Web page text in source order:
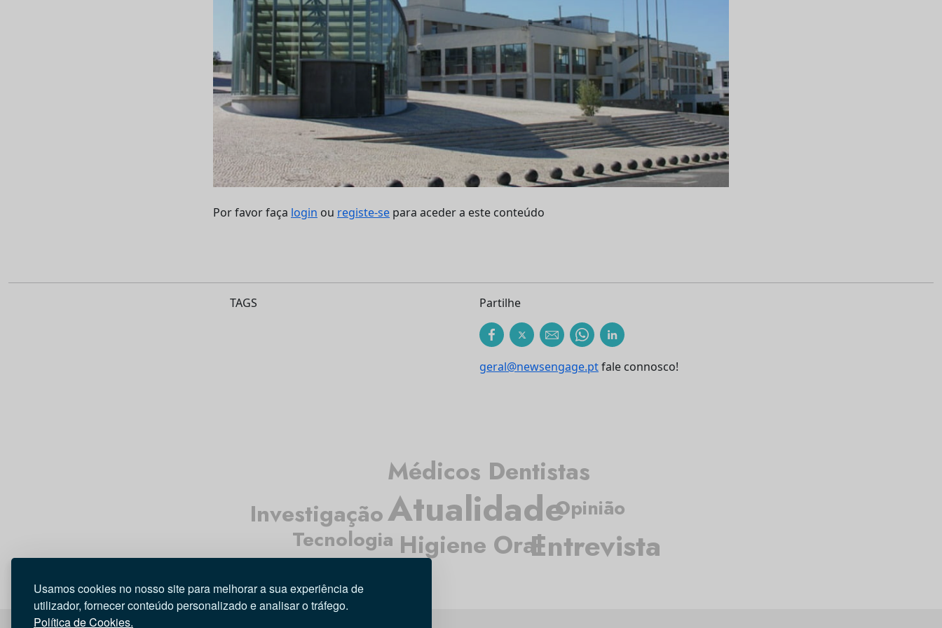
Usamos cookies no nosso site para melhorar a sua experiência de
utilizador, fornecer conteúdo personalizado e analisar o tráfego.
Política de Cookies.
Por favor faça login ou registe-se para aceder a este conteúdo
TAGS Partilhe
geral@newsengage.ptfale connosco!
Atualidade
Médicos Dentistas
Higiene OralEntrevista
Opinião
Tecnologia
Investigação